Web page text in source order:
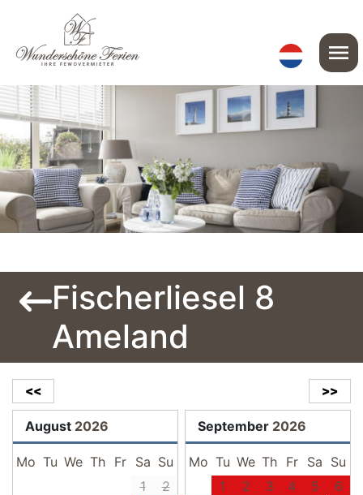
menu
Fischerliesel 8
Ameland
>>
<<
August 2026
Mo Tu We Th Fr Sa Su
1
2
September 2026
Mo Tu We Th Fr Sa Su
1
2 3 4 5
6